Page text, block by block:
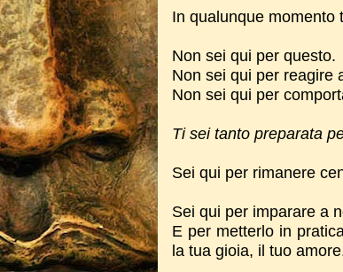
In qualunque momento
Non sei qui per questo.
Non sei qui per reagire
Non sei qui per
Ti sei tanto preparata
Sei qui per rimanere
Sei qui per imparare a
E per metterlo in
la tua gioia, il tuo